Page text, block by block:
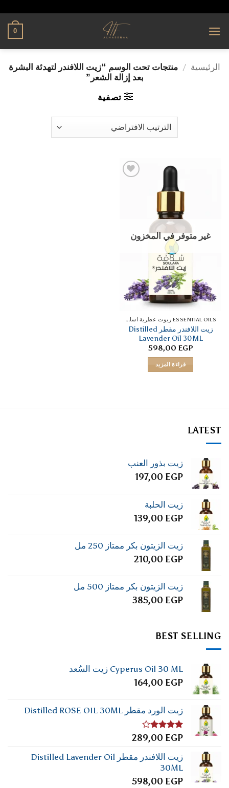
0
الرئيسية / منتجات تحت الوسم “زيت اللافندر لتهدئة البشرة
بعد إزالة الشعر”
تصفية
غير متوفر في المخزون
ESSENTIAL OILS زيوت عطرية اساسية
زيت اللافندر مقطر Distilled
Lavender Oil 30ML
598,00 EGP
قراءة المزيد
LATEST
زيت بذور العنب
197,00 EGP
زيت الحلبة
139,00 EGP
زيت الزيتون بكر ممتاز 250 مل
210,00 EGP
زيت الزيتون بكر ممتاز 500 مل
385,00 EGP
BEST SELLING
Cyperus Oil 30 ML زيت السُعد
164,00 EGP
زيت الورد مقطر Distilled ROSE OIL 30ML
تم
من
5
289,00 EGP
زيت اللافندر مقطر Distilled Lavender Oil
30ML
598,00 EGP